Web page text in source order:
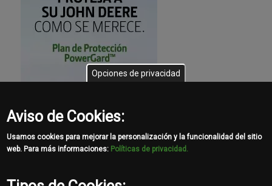
Opciones de privacidad
Aviso de Cookies:
Usamos cookies para mejorar la personalización y la funcionalidad del sitio
web. Para más informaciones: Políticas de privacidad.